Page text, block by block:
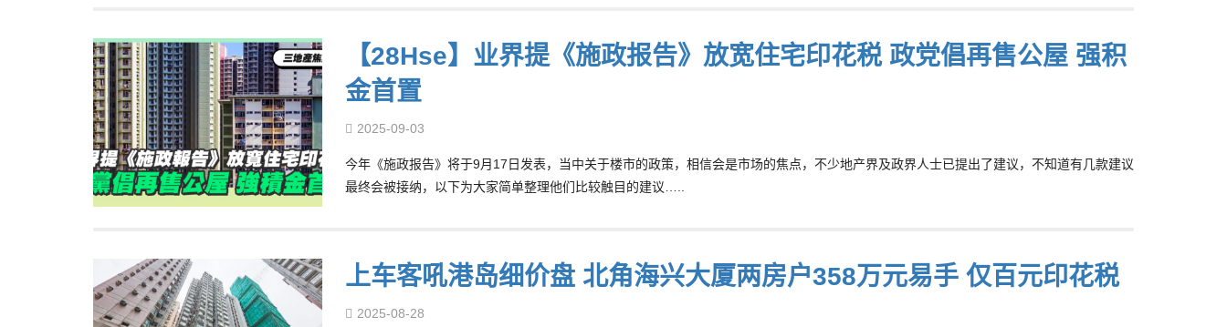
【28Hse】业界提《施政报告》放宽住宅印花税 政党倡再售公屋 强积
金首置
2025-09-03
今年《施政报告》将于9月17日发表，当中关于楼市的政策，相信会是市场的焦点，不少地产界及政界人士已提出了建议，不知道有几款建议
最终会被接纳，以下为大家简单整理他们比较触目的建议…..
上车客吼港岛细价盘 北角海兴大厦两房户358万元易手 仅百元印花税
2025-08-28